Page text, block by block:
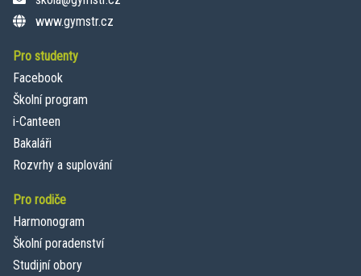
www.gymstr.cz
Pro studenty
Facebook
Školní program
i-Canteen
Bakaláři
Rozvrhy a suplování
Pro rodiče
Harmonogram
Školní poradenství
Studijní obory